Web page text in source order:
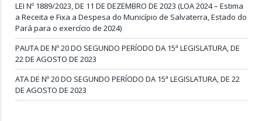
LEI Nº 1889/2023, DE 11 DE DEZEMBRO DE 2023 (LOA 2024 – Estima
a Receita e Fixa a Despesa do Município de Salvaterra, Estado do
Pará para o exercício de 2024)
PAUTA DE Nº 20 DO SEGUNDO PERÍODO DA 15ª LEGISLATURA, DE
22 DE AGOSTO DE 2023
ATA DE Nº 20 DO SEGUNDO PERÍODO DA 15ª LEGISLATURA, DE 22
DE AGOSTO DE 2023